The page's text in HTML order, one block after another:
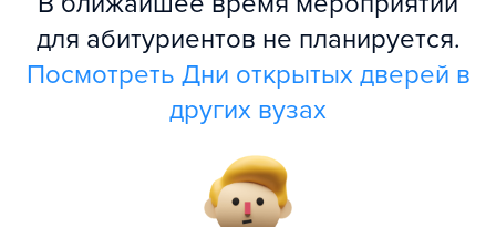
для абитуриентов не планируется.
Посмотреть Дни открытых дверей в
других вузах